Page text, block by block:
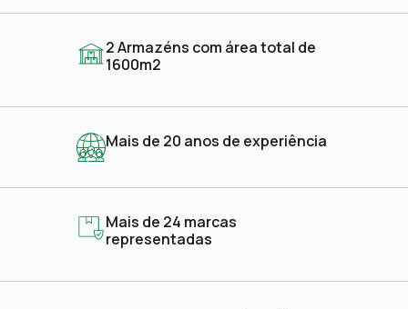
2 Armazéns com área total de
1600m2
Mais de 20 anos de experiência
Mais de 24 marcas
representadas